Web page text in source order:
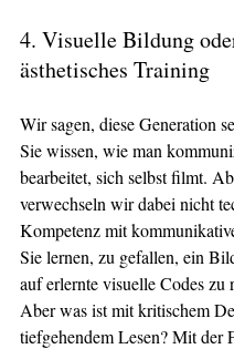
4. Visuelle Bildung
ästhetisches Training
Wir sagen, diese Generation
Sie wissen, wie man
bearbeitet, sich selbst filmt.
verwechseln wir dabei nicht
Kompetenz mit
Sie lernen, zu gefallen, ein
auf erlernte visuelle Codes zu
Aber was ist mit kritischem
tiefgehendem Lesen? Mit der